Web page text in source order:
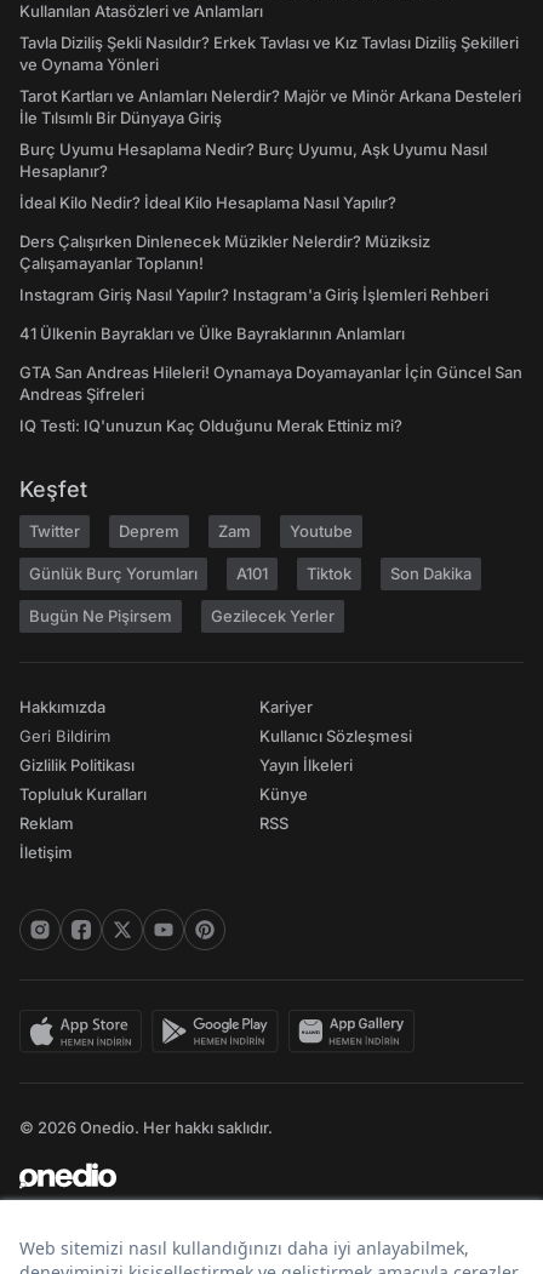
Kullanılan Atasözleri ve Anlamları
Tavla Diziliş Şekli Nasıldır? Erkek Tavlası ve Kız Tavlası Diziliş Şekilleri
ve Oynama Yönleri
Tarot Kartları ve Anlamları Nelerdir? Majör ve Minör Arkana Desteleri
İle Tılsımlı Bir Dünyaya Giriş
Burç Uyumu Hesaplama Nedir? Burç Uyumu, Aşk Uyumu Nasıl
Hesaplanır?
İdeal Kilo Nedir? İdeal Kilo Hesaplama Nasıl Yapılır?
Ders Çalışırken Dinlenecek Müzikler Nelerdir? Müziksiz
Çalışamayanlar Toplanın!
Instagram Giriş Nasıl Yapılır? Instagram'a Giriş İşlemleri Rehberi
41 Ülkenin Bayrakları ve Ülke Bayraklarının Anlamları
GTA San Andreas Hileleri! Oynamaya Doyamayanlar İçin Güncel San
Andreas Şifreleri
IQ Testi: IQ'unuzun Kaç Olduğunu Merak Ettiniz mi?
Keşfet
Twitter Deprem Zam Youtube
Günlük Burç Yorumları A101 Tiktok Son Dakika
Bugün Ne Pişirsem Gezilecek Yerler
Hakkımızda
Geri Bildirim
Gizlilik Politikası
Topluluk Kuralları
Reklam
İletişim
Kariyer
Kullanıcı Sözleşmesi
Yayın İlkeleri
Künye
RSS
© 2026 Onedio. Her hakkı saklıdır.
Bir markasıdır.